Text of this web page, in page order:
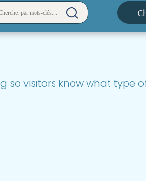
visitors know what type